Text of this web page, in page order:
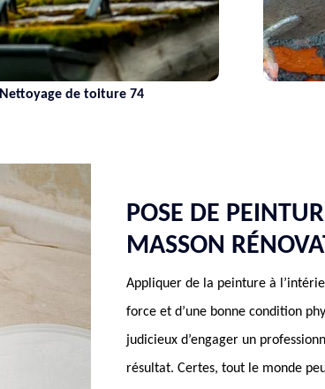
Nettoyage de toiture 74
POSE DE
MASSON
Appliquer de la peinture à
force et d’une bonne condition
judicieux d’engager un
résultat. Certes, tout le monde